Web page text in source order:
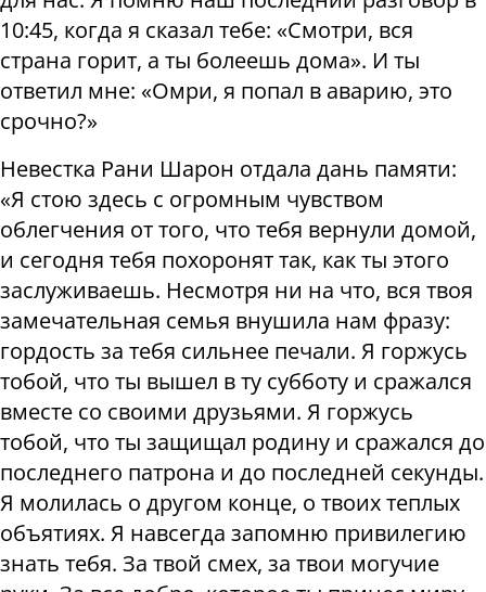
10:45, когда я сказал тебе: «Смотри, вся
страна горит, а ты болеешь дома». И ты
ответил мне: «Омри, я попал в аварию, это
срочно?»
Невестка Рани Шарон отдала дань памяти:
«Я стою здесь с огромным чувством
облегчения от того, что тебя вернули домой,
и сегодня тебя похоронят так, как ты этого
заслуживаешь. Несмотря ни на что, вся твоя
замечательная семья внушила нам фразу:
гордость за тебя сильнее печали. Я горжусь
тобой, что ты вышел в ту субботу и сражался
вместе со своими друзьями. Я горжусь
тобой, что ты защищал родину и сражался до
последнего патрона и до последней секунды.
Я молилась о другом конце, о твоих теплых
объятиях. Я навсегда запомню привилегию
знать тебя. За твой смех, за твои могучие